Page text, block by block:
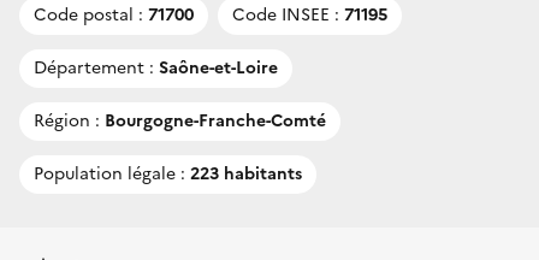
Code postal : 71700 Code INSEE : 71195
Département : Saône-et-Loire
Région : Bourgogne-Franche-Comté
Population légale : 223 habitants